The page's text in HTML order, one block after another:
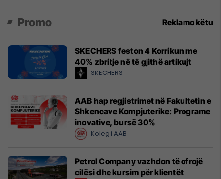
Promo Reklamo këtu
SKECHERS feston 4 Korrikun me
40% zbritje në të gjithë artikujt
SKECHERS
AAB hap regjistrimet në Fakultetin e
Shkencave Kompjuterike: Programe
inovative, bursë 30%
Kolegji AAB
Petrol Company vazhdon të ofrojë
cilësi dhe kursim për klientët